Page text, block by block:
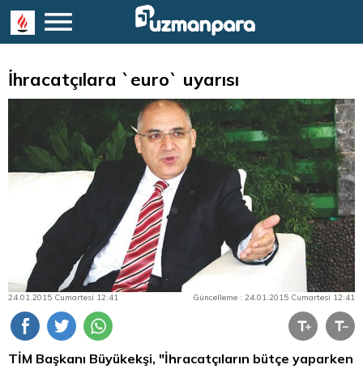
İhracatçılara `euro` uyarısı
24.01.2015 Cumartesi 12:41 Güncelleme : 24.01.2015 Cumartesi 12:41
TİM Başkanı Büyükekşi, "İhracatçıların bütçe yaparken